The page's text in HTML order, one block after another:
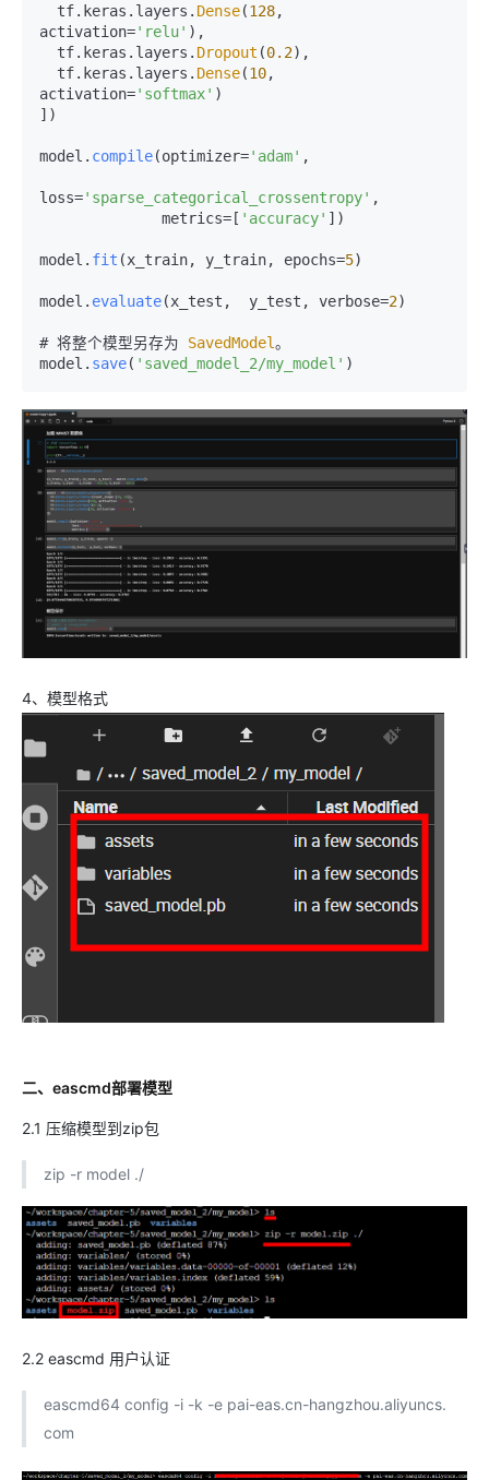
  tf.
keras . layers . Dense(128,
activation='relu' ),
  tf.
keras . layers . Dropout (0.2),
  tf.
keras . layers . Dense(10,
activation='softmax' )
])
model. compile(optimizer='adam' ,
loss='sparse_categorical_crossentropy' ,
              metrics=[
'accuracy' ])
model. fit (x_train, y_train, epochs=5)
model. evaluate(x_test,  y_test, verbose=2)
# 将整个模型另存为 SavedModel。
model. save( 'saved_model_2/my_model' )
4、模型格式
二、eascmd部署模型
2.1 压缩模型到zip包
zip -r model ./
2.2 eascmd 用户认证
eascmd64 config -i -k -e pai-eas.cn-hangzhou.aliyuncs.
com